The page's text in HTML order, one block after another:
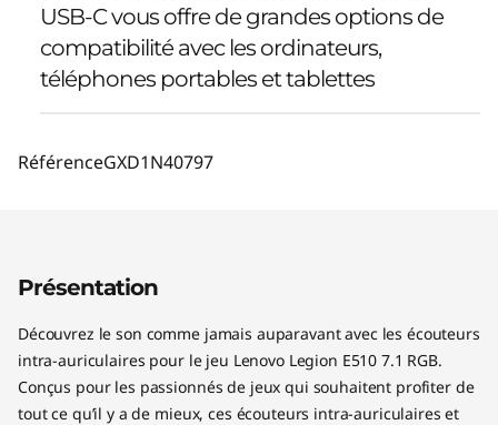
USB-C vous offre de grandes options de
compatibilité avec les ordinateurs,
téléphones portables et tablettes
RéférenceGXD1N40797
Présentation
Découvrez le son comme jamais auparavant avec les écouteurs
intra-auriculaires pour le jeu Lenovo Legion E510 7.1 RGB.
Conçus pour les passionnés de jeux qui souhaitent profiter de
tout ce qu’il y a de mieux, ces écouteurs intra-auriculaires et